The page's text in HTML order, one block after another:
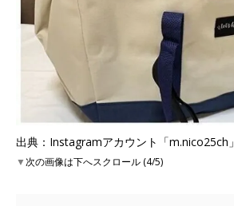
出典：Instagramアカウント「m.nico25ch」
▼次の画像は下へスクロール (4/5)